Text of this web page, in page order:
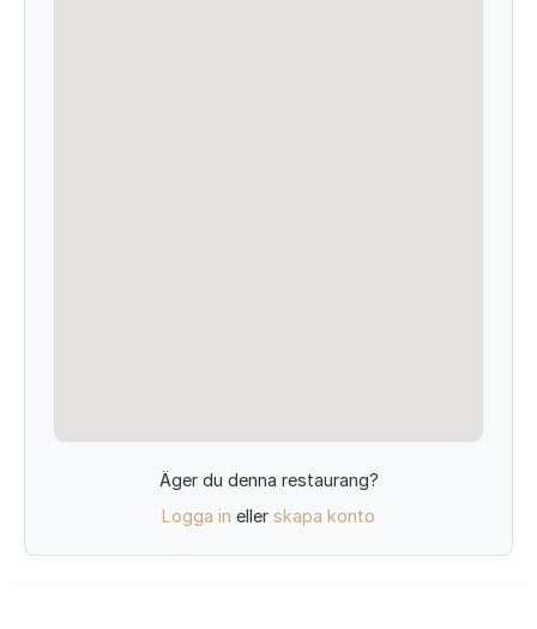
Äger du denna restaurang?
Logga in eller skapa konto